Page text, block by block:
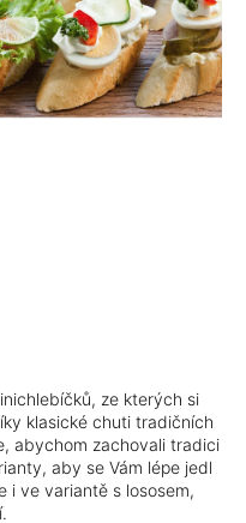
ze kterých si
klasické chuti tradičních
abychom zachovali tradici
aby se Vám lépe jedl
i ve variantě s lososem,